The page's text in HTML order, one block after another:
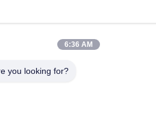
6:36 AM
you looking for?